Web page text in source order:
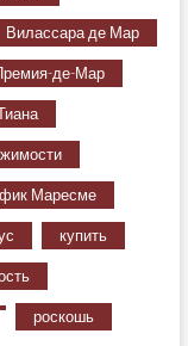
Вилассара де Мар
де-Мар
Маресме
купить
роскошь